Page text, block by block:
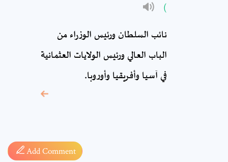
)
نائب السلطان ورئيس الوزراء من
الباب العالي ورئيس الولايات العثمانية
في آسيا وأفريقيا وأوروبا.
Add Comment
* sign, it means are